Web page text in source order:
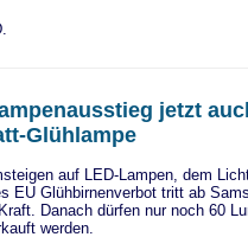
jetzt
Glühlampe
auf LED-Lampen, dem
EU Glühbirnenverbot tritt ab
Danach dürfen nur noch 60
werden.